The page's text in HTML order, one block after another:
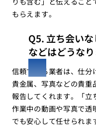
もらえます。
Q5. 立ち会い
などはどうな
信頼できる業者は、仕分
貴金属、写真などの貴重
報告してくれます。「立
作業中の動画や写真で透
でも安心して任せられま